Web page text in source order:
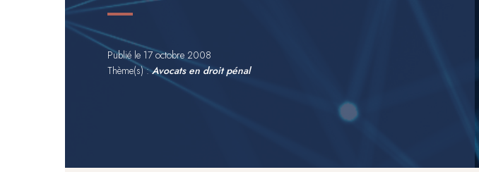
Publié le 17 octobre 2008
Thème(s) :Avocats en droit pénal